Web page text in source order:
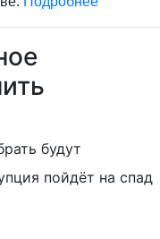
будут
пойдёт на спад